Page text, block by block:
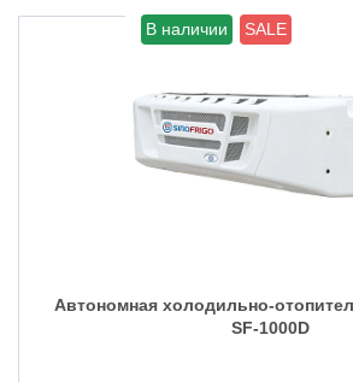
В наличии SALE
Автономная холодильно-
SF-1000D